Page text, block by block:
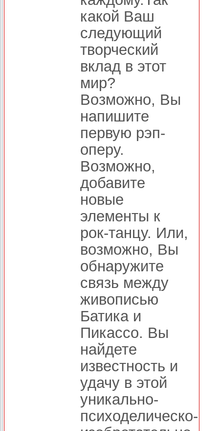
какой Ваш
следующий
творческий
вклад в этот
мир?
Возможно, Вы
напишите
первую рэп-
оперу.
Возможно,
добавите
новые
элементы к
рок-танцу. Или,
возможно, Вы
обнаружите
связь между
живописью
Батика и
Пикассо. Вы
найдете
известность и
удачу в этой
уникально-
психоделическо-